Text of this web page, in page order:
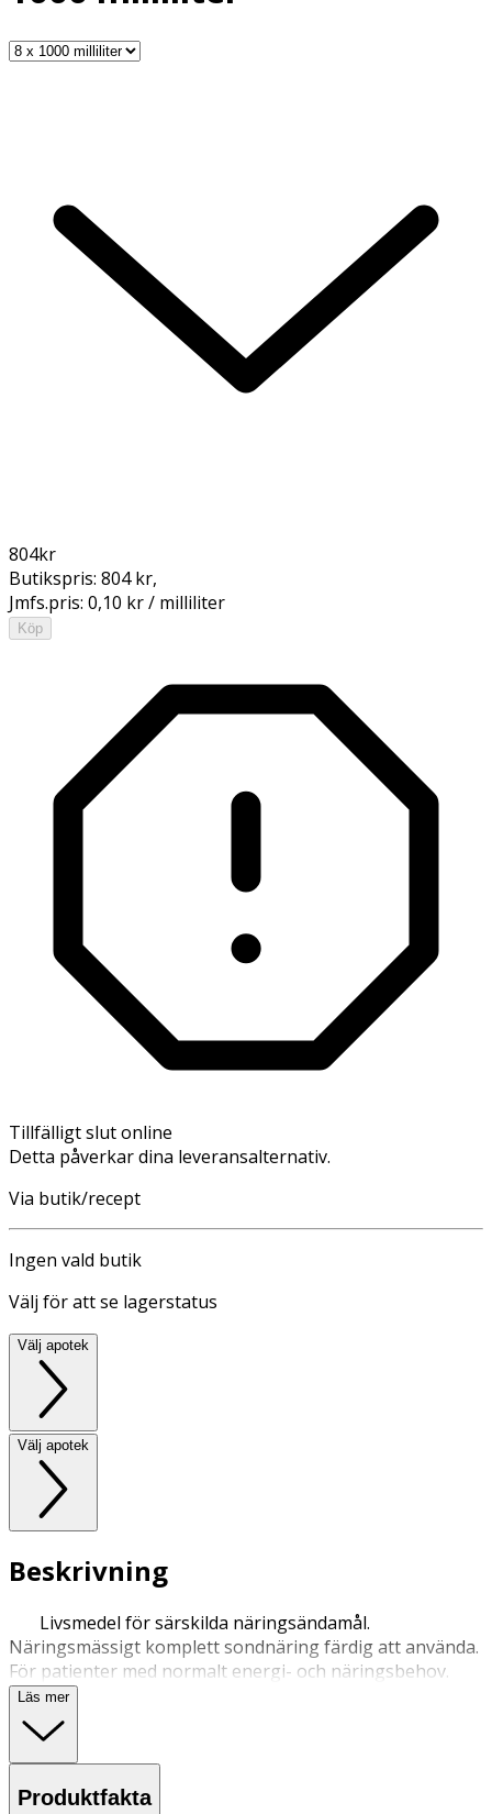
804kr
Butikspris: 804 kr,
Jmfs.pris: 0,10 kr / milliliter
Köp
Tillfälligt slut online
Detta påverkar dina leveransalternativ.
Via butik/recept
Ingen vald butik
Välj för att se lagerstatus
Välj apotek
Välj apotek
Beskrivning
Livsmedel för särskilda näringsändamål.
Näringsmässigt komplett sondnäring färdig att använda.
För patienter med normalt energi- och näringsbehov.
Läs mer
Produktfakta